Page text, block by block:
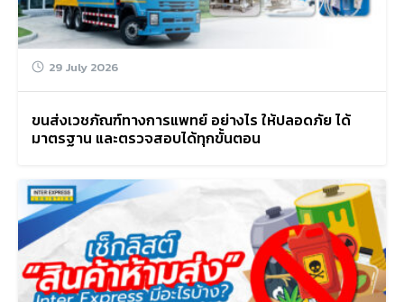
29 July 2026
ขนส่งเวชภัณฑ์ทางการแพทย์ อย่างไร ให้ปลอดภัย ได้
มาตรฐาน และตรวจสอบได้ทุกขั้นตอน